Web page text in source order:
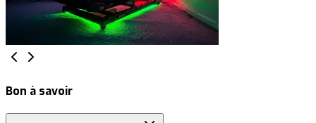
Bon à savoir